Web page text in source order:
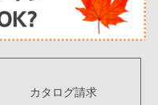
カタログ請求